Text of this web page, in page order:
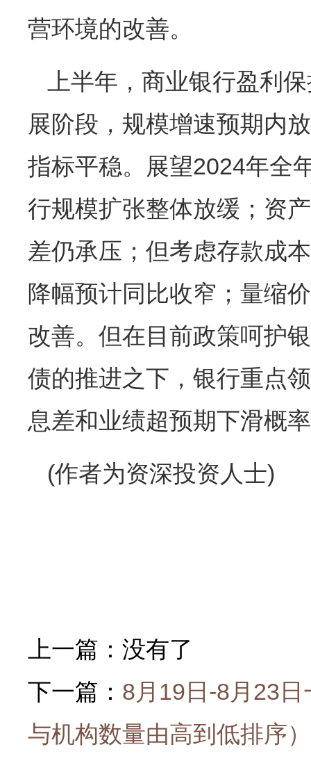
营环境的改善。
上半年，商业银行盈利
展阶段，规模增速预期内
指标平稳。展望2024年全
行规模扩张整体放缓；资
差仍承压；但考虑存款成
降幅预计同比收窄；量缩
改善。但在目前政策呵护
债的推进之下，银行重点
息差和业绩超预期下滑概
(作者为资深投资人士)
上一篇：没有了
下一篇： 8月19日-8月23
与机构数量由高到低排序